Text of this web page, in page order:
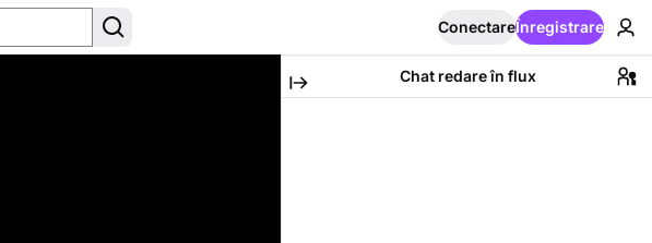
ConectareÎnregistrare
Chat redare în flux